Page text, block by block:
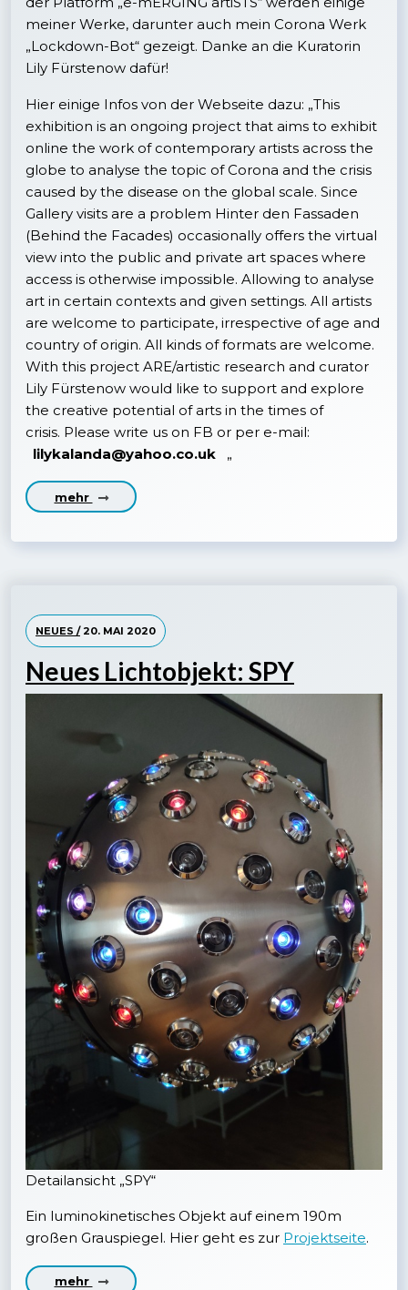
meiner Werke, darunter auch mein Corona Werk
„Lockdown-Bot“ gezeigt. Danke an die Kuratorin
Lily Fürstenow dafür!
Hier einige Infos von der Webseite dazu: „This
exhibition is an ongoing project that aims to exhibit
online the work of contemporary artists across the
globe to analyse the topic of Corona and the crisis
caused by the disease on the global scale. Since
Gallery visits are a problem Hinter den Fassaden
(Behind the Facades) occasionally offers the virtual
view into the public and private art spaces where
access is otherwise impossible. Allowing to analyse
art in certain contexts and given settings. All artists
are welcome to participate, irrespective of age and
country of origin. All kinds of formats are welcome.
With this project ARE/artistic research and curator
Lily Fürstenow would like to support and explore
the creative potential of arts in the times of
crisis. Please write us on FB or per e-mail:
lilykalanda@yahoo.co.uk
„
mehr
NEUES /20. MAI 2020
Neues Lichtobjekt: SPY
Detailansicht „SPY“
Ein luminokinetisches Objekt auf einem 190m
großen Grauspiegel. Hier geht es zur Projektseite.
mehr